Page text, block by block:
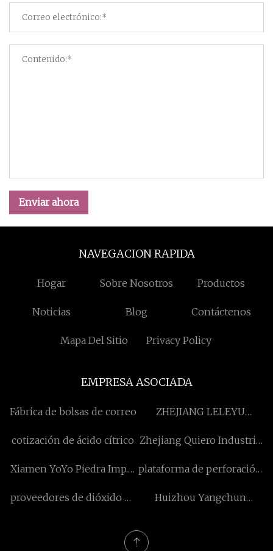
Enviar ahora
NAVEGACION RAPIDA
Hogar Sobre Nosotros Productos
Noticias Blog Contáctenos
Mapa Del Sitio Privacy Policy
EMPRESA ASOCIADA
Fábrica de bolsas de correo
ZHEJIANG LELEYU
cotización de ácido cítrico Zhejiang Quiero Industria
Xiamen YoYo Piedra Imp.& plataforma de perforación
proveedores de dióxido de
Huizhou Yangchun